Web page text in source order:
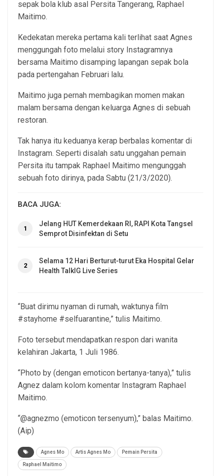
sepak bola klub asal Persita Tangerang, Raphael
Maitimo.
Kedekatan mereka pertama kali terlihat saat Agnes
menggungah foto melalui story Instagramnya
bersama Maitimo disamping lapangan sepak bola
pada pertengahan Februari lalu.
Maitimo juga pernah membagikan momen makan
malam bersama dengan keluarga Agnes di sebuah
restoran.
Tak hanya itu keduanya kerap berbalas komentar di
Instagram. Seperti disalah satu unggahan pemain
Persita itu tampak Raphael Maitimo mengunggah
sebuah foto dirinya, pada Sabtu (21/3/2020).
BACA JUGA:
1
Jelang HUT Kemerdekaan RI, RAPI Kota Tangsel
Semprot Disinfektan di Setu
2
Selama 12 Hari Berturut-turut Eka Hospital Gelar
Health TalkIG Live Series
“Buat dirimu nyaman di rumah, waktunya film
#stayhome #selfuarantine,” tulis Maitimo.
Foto tersebut mendapatkan respon dari wanita
kelahiran Jakarta, 1 Juli 1986.
“Photo by (dengan emoticon bertanya-tanya),” tulis
Agnez dalam kolom komentar Instagram Raphael
Maitimo.
“@agnezmo (emoticon tersenyum),” balas Maitimo.
(Aip)
Agnes Mo Artis Agnes Mo Pemain Persita
Raphael Maitimo